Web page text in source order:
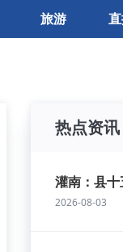
旅游
热点资讯
灌南：县
2026-08-03